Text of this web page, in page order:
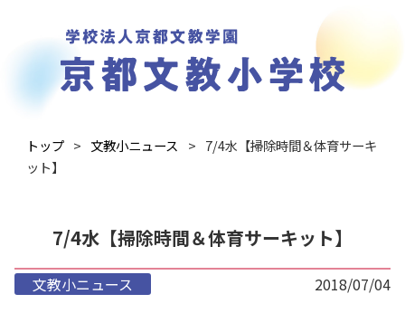
トップ 文教小ニュース
7/4水【掃除時間＆体育サーキ
ット】
7/4水【掃除時間＆体育サーキット】
文教小ニュース 2018/07/04